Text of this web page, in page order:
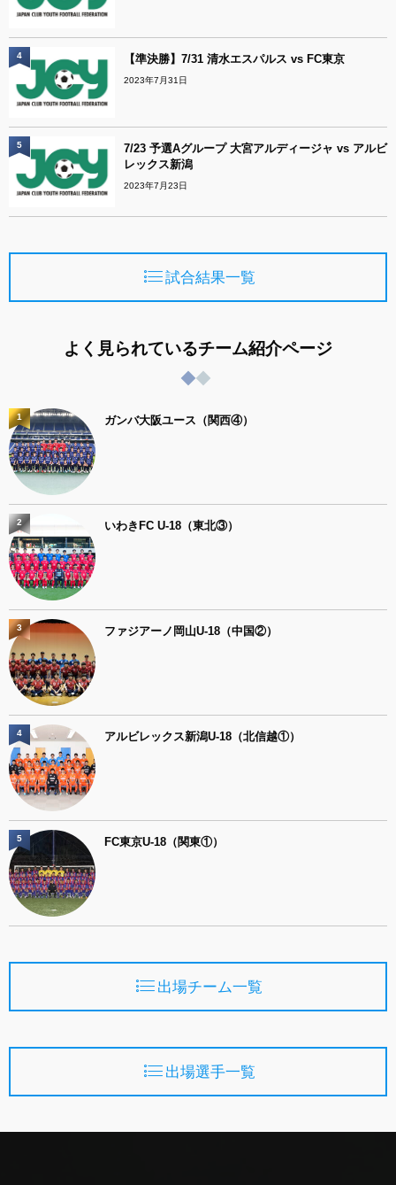
【準決勝】7/31 清水エスパルス vs FC東京
2023年7月31日
4
7/23 予選Aグループ 大宮アルディージャ vs アルビ
レックス新潟
2023年7月23日
5
試合結果一覧
よく見られているチーム紹介ページ
ガンバ大阪ユース（関西④）
1
いわきFC U-18（東北③）
2
ファジアーノ岡山U-18（中国②）
3
アルビレックス新潟U-18（北信越①）
4
FC東京U-18（関東①）
5
出場チーム一覧
出場選手一覧